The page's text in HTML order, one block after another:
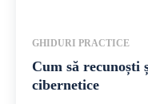
GHIDURI PRACTICE
Cum să recunoști
cibernetice